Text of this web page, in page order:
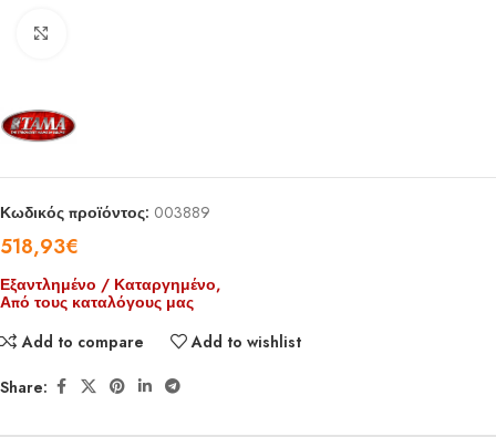
Κωδικός προϊόντος: 003889
518,93€
Εξαντλημένο / Καταργημένο,
Από τους καταλόγους μας
Add to compare
Add to wishlist
Share: